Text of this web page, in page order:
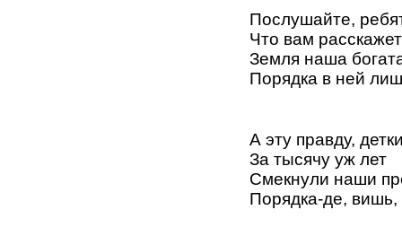
Послушайте,
Что вам
Земля наша
Порядка в ней
А эту правду,
За тысячу уж лет
Смекнули наши
Порядка-де, вишь,